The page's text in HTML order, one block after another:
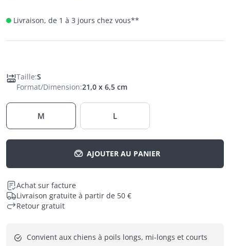
Livraison, de 1 à 3 jours chez vous**
Taille:S
Format/Dimension:21,0 x 6,5 cm
M L
AJOUTER AU PANIER
Achat sur facture
Livraison gratuite à partir de 50 €
Retour gratuit
Convient aux chiens à poils longs, mi-longs et courts